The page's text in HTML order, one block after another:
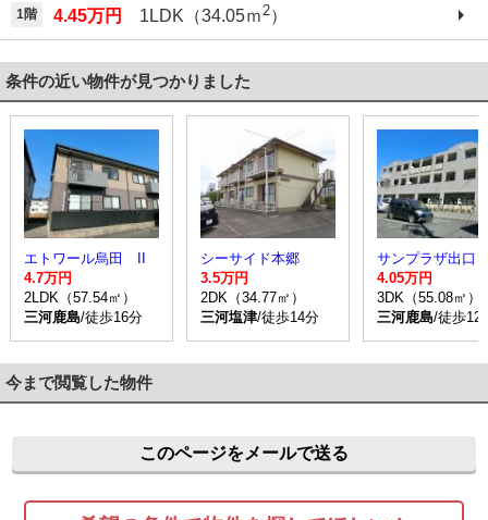
1階 4.45万円 1LDK（34.05ｍ 2）
条件の近い物件が見つかりました
エトワール烏田 II
4.7万円
2LDK（57.54㎡）
三河鹿島/徒歩16分
シーサイド本郷
3.5万円
2DK（34.77㎡）
三河塩津/徒歩14分
サンプラザ出口
4.05万円
3DK（55.08㎡）
三河鹿島/徒歩12
今まで閲覧した物件
このページをメールで送る